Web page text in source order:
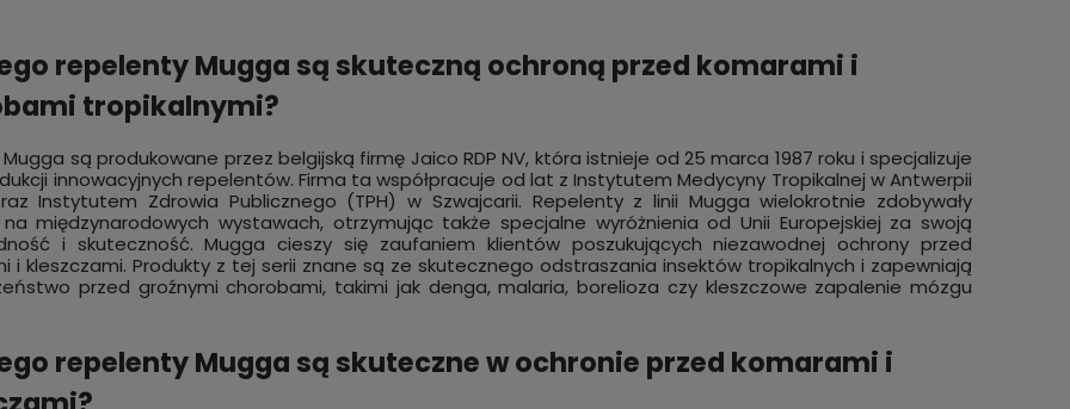
repelenty Mugga są skuteczną ochroną przed komarami i
tropikalnymi?
są produkowane przez belgijską firmę Jaico RDP NV, która istnieje od 25 marca 1987 roku i specjalizuje
innowacyjnych repelentów. Firma ta współpracuje od lat z Instytutem Medycyny Tropikalnej w Antwerpii
Instytutem Zdrowia Publicznego (TPH) w Szwajcarii. Repelenty z linii Mugga wielokrotnie zdobywały
międzynarodowych wystawach, otrzymując także specjalne wyróżnienia od Unii Europejskiej za swoją
i skuteczność. Mugga cieszy się zaufaniem klientów poszukujących niezawodnej ochrony przed
i kleszczami. Produkty z tej serii znane są ze skutecznego odstraszania insektów tropikalnych i zapewniają
przed groźnymi chorobami, takimi jak denga, malaria, borelioza czy kleszczowe zapalenie mózgu
repelenty Mugga są skuteczne w ochronie przed komarami i